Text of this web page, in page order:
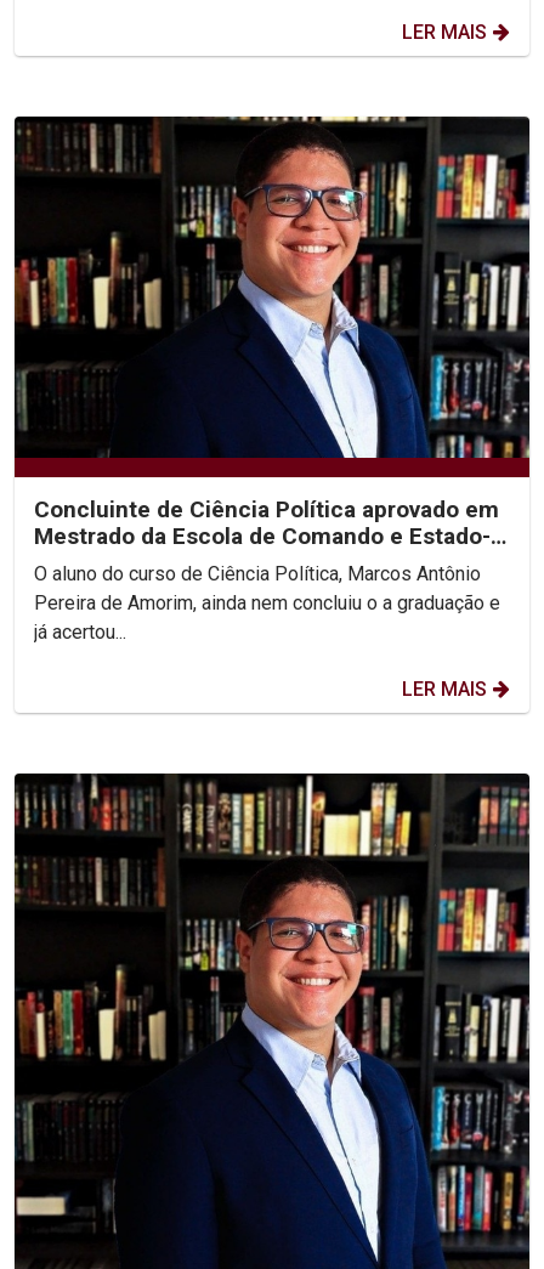
LER MAIS
Concluinte de Ciência Política aprovado em
Mestrado da Escola de Comando e Estado-
Maior do Exército
O aluno do curso de Ciência Política, Marcos Antônio
Pereira de Amorim, ainda nem concluiu o a graduação e
já acertou...
LER MAIS